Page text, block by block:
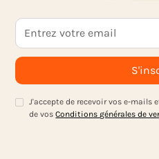
J'accepte de recevoir vos e-
de vosConditions générales de